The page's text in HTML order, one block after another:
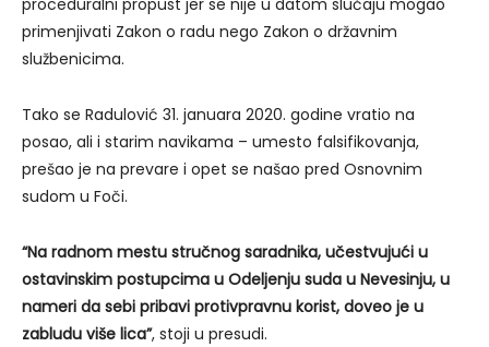
proceduralni propust jer se nije u datom slučaju mogao
primenjivati Zakon o radu nego Zakon o državnim
službenicima.
Tako se Radulović 31. januara 2020. godine vratio na
posao, ali i starim navikama – umesto falsifikovanja,
prešao je na prevare i opet se našao pred Osnovnim
sudom u Foči.
“Na radnom mestu stručnog saradnika, učestvujući u
ostavinskim postupcima u Odeljenju suda u Nevesinju, u
nameri da sebi pribavi protivpravnu korist, doveo je u
zabludu više lica”, stoji u presudi.